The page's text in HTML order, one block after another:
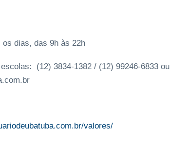
os dias, das 9h às 22h
(12) 3834-1382 / (12) 99246-6833 ou
valores/